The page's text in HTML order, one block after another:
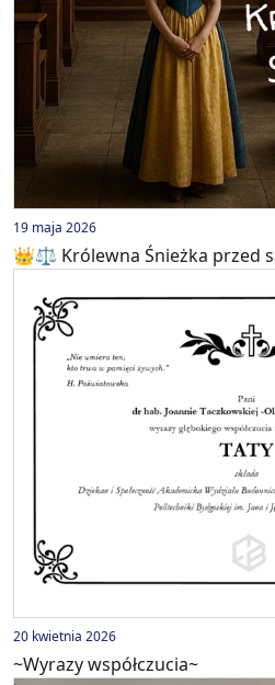
19 maja 2026
👑⚖️ Królewna Śnieżka przed
20 kwietnia 2026
~Wyrazy współczucia~